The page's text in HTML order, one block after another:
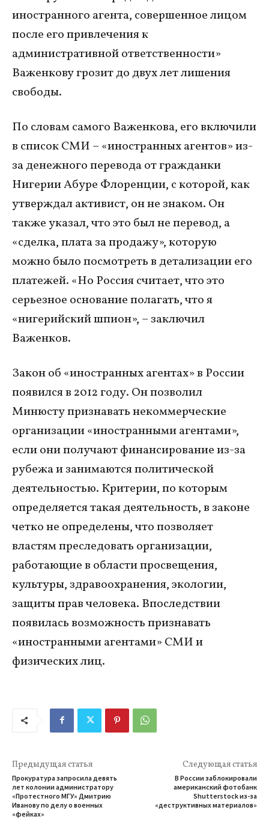
иностранного агента, совершенное лицом
после его привлечения к
административной ответственности»
Важенкову грозит до двух лет лишения
свободы.
По словам самого Важенкова, его включили
в список СМИ – «иностранных агентов» из-
за денежного перевода от гражданки
Нигерии Абуре Флоренции, с которой, как
утверждал активист, он не знаком. Он
также указал, что это был не перевод, а
«сделка, плата за продажу», которую
можно было посмотреть в детализации его
платежей. «Но Россия считает, что это
серьезное основание полагать, что я
«нигерийский шпион», – заключил
Важенков.
Закон об «иностранных агентах» в России
появился в 2012 году. Он позволил
Минюсту признавать некоммерческие
организации «иностранными агентами»,
если они получают финансирование из-за
рубежа и занимаются политической
деятельностью. Критерии, по которым
определяется такая деятельность, в законе
четко не определены, что позволяет
властям преследовать организации,
работающие в области просвещения,
культуры, здравоохранения, экологии,
защиты прав человека. Впоследствии
появилась возможность признавать
«иностранными агентами» СМИ и
физических лиц.
Предыдущая статья
Прокуратура запросила девять
лет колонии администратору
«Протестного МГУ» Дмитрию
Иванову по делу о военных
«фейках»
Следующая статья
В России заблокировали
американский фотобанк
Shutterstock из-за
«деструктивных материалов»